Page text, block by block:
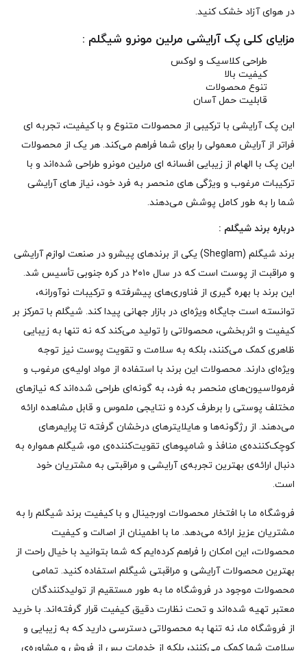
در هوای آزاد خشک کنید.
مزایای کلی پک آرایشی مرلین مونرو شیگلم :
طراحی کلاسیک و لوکس
کیفیت بالا
تنوع محصولات
قابلیت حمل آسان
این پک آرایشی با ترکیبی از محصولات متنوع و با کیفیت، تجربه‌ ای
فراتر از آرایش معمولی را برای شما فراهم می‌کند. هر یک از محصولات
این پک با الهام از زیبایی افسانه‌ ای مرلین مونرو طراحی شده‌اند و با
ترکیبات مرغوب و ویژگی‌ های منحصر به فرد خود، نیاز های آرایشی
شما را به طور کامل پوشش می‌دهند.
درباره برند شیگلم :
برند شیگلم (Sheglam) یکی از برندهای پیشرو در صنعت لوازم آرایشی
و مراقبت از پوست است که در سال ۲۰۱۰ در کره جنوبی تأسیس شد.
این برند با بهره‌ گیری از فناوری‌های پیشرفته و ترکیبات نوآورانه،
توانسته است جایگاه ویژه‌ای در بازار جهانی پیدا کند. شیگلم با تمرکز بر
کیفیت و اثربخشی، محصولاتی را تولید می‌کند که نه تنها به زیبایی
ظاهری کمک می‌کنند، بلکه به سلامت و تقویت پوست نیز توجه
ویژه‌ای دارند. محصولات این برند با استفاده از مواد اولیه‌ی مرغوب و
فرمولاسیون‌های منحصر به فرد، به گونه‌ای طراحی شده‌اند که نیازهای
مختلف پوستی را برطرف کرده و نتایجی ملموس و قابل مشاهده ارائه
می‌دهند. از رژگونه‌ها و هایلایترهای درخشان گرفته تا پرایمرهای
کوچک‌کننده‌ی منافذ و شامپوهای تقویت‌کننده‌ی مو، شیگلم همواره به
دنبال ارائه‌ی بهترین تجربه‌ی آرایشی و مراقبتی به مشتریان خود
است.
فروشگاه ما با افتخار محصولات اورجینال و با کیفیت برند شیگلم را به
مشتریان عزیز ارائه می‌دهد. ما با اطمینان از اصالت و کیفیت
محصولات، این امکان را فراهم کرده‌ایم که شما بتوانید با خیال راحت از
بهترین محصولات آرایشی و مراقبتی شیگلم استفاده کنید. تمامی
محصولات موجود در فروشگاه ما به طور مستقیم از تولیدکنندگان
معتبر تهیه شده‌اند و تحت نظارت دقیق کیفیت قرار گرفته‌اند. با خرید
از فروشگاه ما، نه تنها به محصولاتی دسترسی دارید که به زیبایی و
سلامت شما کمک می‌کنند، بلکه از خدمات پس از فروش و مشاوره‌ی